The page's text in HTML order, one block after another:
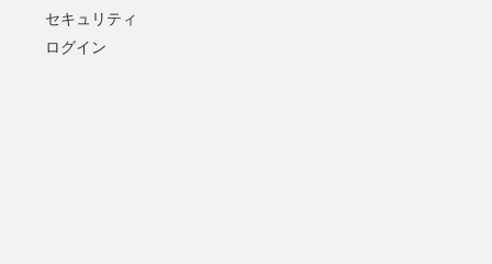
セキュリティ
ログイン